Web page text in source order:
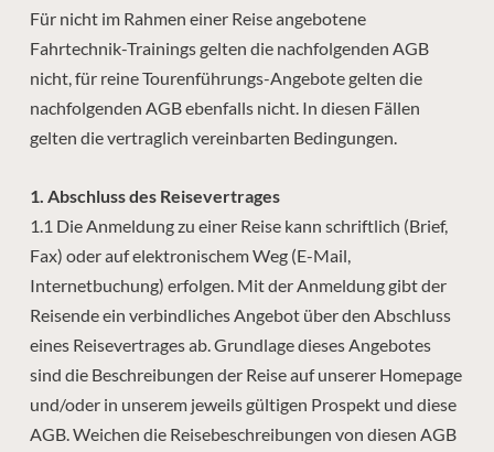
Für nicht im Rahmen einer Reise angebotene
Fahrtechnik-Trainings gelten die nachfolgenden AGB
nicht, für reine Tourenführungs-Angebote gelten die
nachfolgenden AGB ebenfalls nicht. In diesen Fällen
gelten die vertraglich vereinbarten Bedingungen.
1. Abschluss des Reisevertrages
1.1 Die Anmeldung zu einer Reise kann schriftlich (Brief,
Fax) oder auf elektronischem Weg (E-Mail,
Internetbuchung) erfolgen. Mit der Anmeldung gibt der
Reisende ein verbindliches Angebot über den Abschluss
eines Reisevertrages ab. Grundlage dieses Angebotes
sind die Beschreibungen der Reise auf unserer Homepage
und/oder in unserem jeweils gültigen Prospekt und diese
AGB. Weichen die Reisebeschreibungen von diesen AGB